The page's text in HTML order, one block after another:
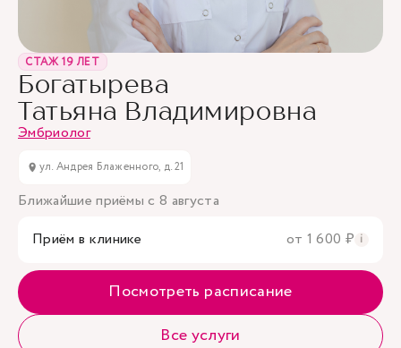
СТАЖ 19 ЛЕТ
Богатырева
Татьяна Владимировна
Эмбриолог
ул. Андрея Блаженного, д. 21
Ближайшие приёмы с 8 августа
Приём в клинике
от 1 600 ₽ i
Посмотреть расписание
Все услуги